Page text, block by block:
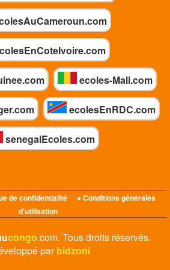
ecoles-Mali.com
ecolesEnRDC.com
senegalEcoles.com
de confidentialité
● Conditions générales
d'utilisation
congo.com. Tous droits réservés.
parbidzoni